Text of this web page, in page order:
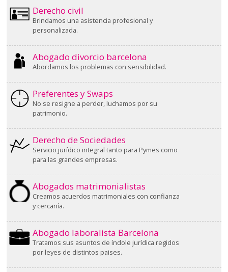
Derecho civil
Brindamos una asistencia profesional y
personalizada.
Abogado divorcio barcelona
Abordamos los problemas con sensibilidad.
Preferentes y Swaps
No se resigne a perder, luchamos por su
patrimonio.
Derecho de Sociedades
Servicio jurídico integral tanto para Pymes como
para las grandes empresas.
Abogados matrimonialistas
Creamos acuerdos matrimoniales con confianza
y cercanía.
Abogado laboralista Barcelona
Tratamos sus asuntos de índole jurídica regidos
por leyes de distintos paises.